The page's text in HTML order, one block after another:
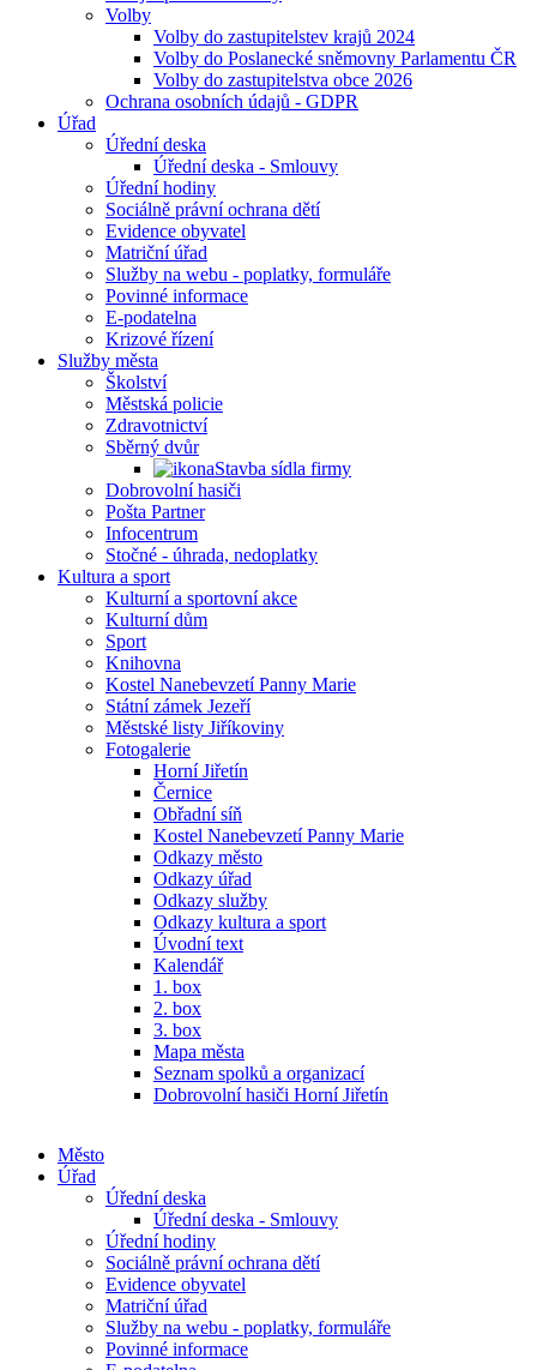
Volby
Volby do zastupitelstev krajů 2024
Volby do Poslanecké sněmovny Parlamentu ČR
Volby do zastupitelstva obce 2026
Ochrana osobních údajů - GDPR
Úřad
Úřední deska
Úřední deska - Smlouvy
Úřední hodiny
Sociálně právní ochrana dětí
Evidence obyvatel
Matriční úřad
Služby na webu - poplatky, formuláře
Povinné informace
E-podatelna
Krizové řízení
Služby města
Školství
Městská policie
Zdravotnictví
Sběrný dvůr
Stavba sídla firmy
Dobrovolní hasiči
Pošta Partner
Infocentrum
Stočné - úhrada, nedoplatky
Kultura a sport
Kulturní a sportovní akce
Kulturní dům
Sport
Knihovna
Kostel Nanebevzetí Panny Marie
Státní zámek Jezeří
Městské listy Jiříkoviny
Fotogalerie
Horní Jiřetín
Černice
Obřadní síň
Kostel Nanebevzetí Panny Marie
Odkazy město
Odkazy úřad
Odkazy služby
Odkazy kultura a sport
Úvodní text
Kalendář
1. box
2. box
3. box
Mapa města
Seznam spolků a organizací
Dobrovolní hasiči Horní Jiřetín
Město
Úřad
Úřední deska
Úřední deska - Smlouvy
Úřední hodiny
Sociálně právní ochrana dětí
Evidence obyvatel
Matriční úřad
Služby na webu - poplatky, formuláře
Povinné informace